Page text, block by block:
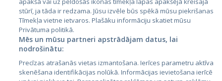
City24.lv
City24.ee
GetaPro.lv
Kainos.lt
Paslaugos.lt
stūrī, ja tāda ir redzama. Jūsu izvēle būs spēkā mūsu piekrišanas
Tīmekļa vietne ietvaros. Plašāku informāciju skatiet mūsu
Privātuma politikā.
Mēs un mūsu partneri apstrādājam datus, lai
nodrošinātu:
Precīzas atrašanās vietas izmantošana. Ierīces parametru aktīva
skenēšana identifikācijas nolūkā. Informācijas ievietošana ierīcē